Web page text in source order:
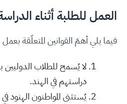
العمل للطلبة أثناء
فيما يلي أهمّ القوانين المتعلّقة
لا يُسمح للطلاب الدوليين
دراستهم في الهند.